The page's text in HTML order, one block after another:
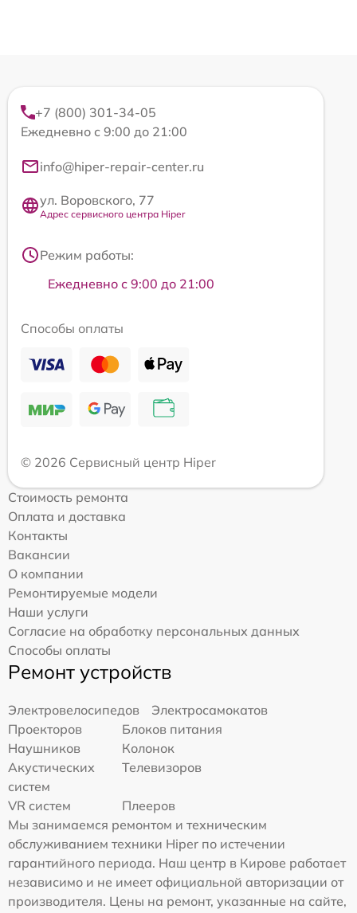
+7 (800) 301-34-05
Ежедневно с 9:00 до 21:00
info@hiper-repair-center.ru
ул. Воровского, 77
Адрес сервисного центра Hiper
Режим работы:
Ежедневно с 9:00 до 21:00
Способы оплаты
© 2026 Сервисный центр Hiper
Стоимость ремонта
Оплата и доставка
Контакты
Вакансии
О компании
Ремонтируемые модели
Наши услуги
Согласие на обработку персональных данных
Способы оплаты
Ремонт устройств
Электровелосипедов
Электросамокатов
Проекторов
Блоков питания
Наушников
Колонок
Акустических
систем
Телевизоров
VR систем
Плееров
Мы занимаемся ремонтом и техническим
обслуживанием техники Hiper по истечении
гарантийного периода. Наш центр в Кирове работает
независимо и не имеет официальной авторизации от
производителя. Цены на ремонт, указанные на сайте,